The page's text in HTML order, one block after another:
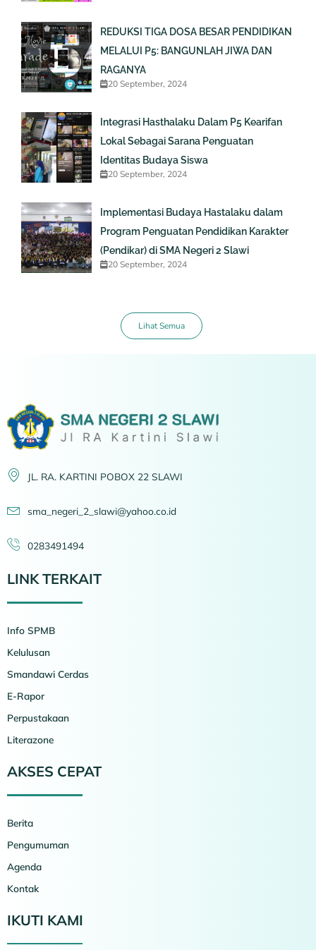
REDUKSI TIGA DOSA BESAR PENDIDIKAN
MELALUI P5: BANGUNLAH JIWA DAN
RAGANYA
20 September, 2024
Integrasi Hasthalaku Dalam P5 Kearifan
Lokal Sebagai Sarana Penguatan
Identitas Budaya Siswa
20 September, 2024
Implementasi Budaya Hastalaku dalam
Program Penguatan Pendidikan Karakter
(Pendikar) di SMA Negeri 2 Slawi
20 September, 2024
Lihat Semua
JL. RA. KARTINI POBOX 22 SLAWI
sma_negeri_2_slawi@yahoo.co.id
0283491494
LINK TERKAIT
Info SPMB
Kelulusan
Smandawi Cerdas
E-Rapor
Perpustakaan
Literazone
AKSES CEPAT
Berita
Pengumuman
Agenda
Kontak
IKUTI KAMI